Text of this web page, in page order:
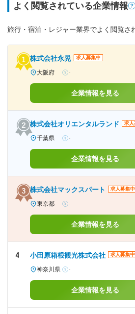
よく閲覧されている企業情報
旅行・宿泊・レジャー業界でよく閲覧さ
株式会社永晃 求人募集中
大阪府 -
企業情報を見る
株式会社オリエンタルランド 求人
千葉県 -
企業情報を見る
株式会社マックスパート 求人募集中
東京都 -
企業情報を見る
4 小田原箱根観光株式会社 求人募集中
神奈川県 -
企業情報を見る